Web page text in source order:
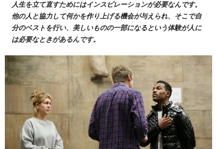
人生を立て直すためにはインスピレーションが必要なんです。
他の人と協力して何かを作り上げる機会が与えられ、そこで自
分のベストを行い、美しいものの一部になるという体験が人に
は必要なときがあるんです。